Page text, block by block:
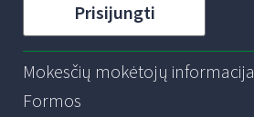
Prisijungti
Mokesčių mokėtojų informacija
Formos